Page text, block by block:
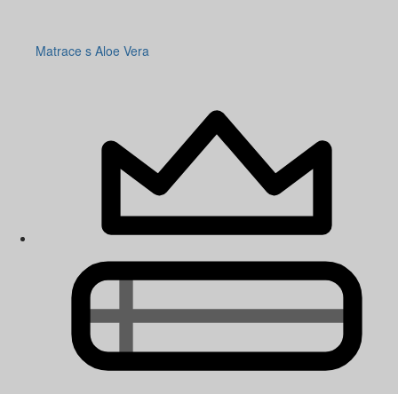
Matrace s Aloe Vera